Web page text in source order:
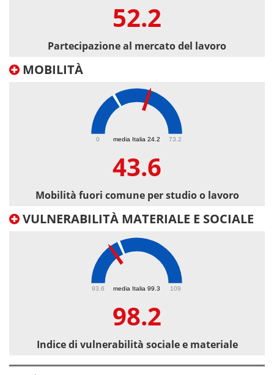
52.2
Partecipazione al mercato del lavoro
MOBILITÀ
media Italia 24.2
0 73.2
43.6
Mobilità fuori comune per studio o lavoro
VULNERABILITÀ MATERIALE E SOCIALE
media Italia 99.3
93.6 109
98.2
Indice di vulnerabilità sociale e materiale